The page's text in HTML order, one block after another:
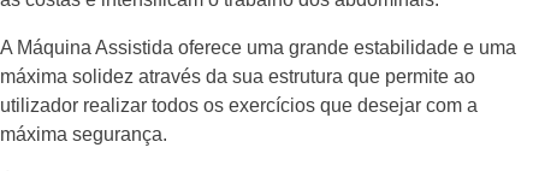
A Máquina Assistida oferece uma grande estabilidade e uma
máxima solidez através da sua estrutura que permite ao
utilizador realizar todos os exercícios que desejar com a
máxima segurança.